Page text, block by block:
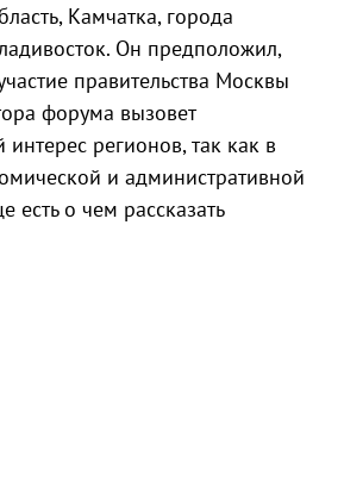
Камчатка, города
Он предположил,
правительства Москвы
форума вызовет
регионов, так как в
и административной
есть о чем рассказать